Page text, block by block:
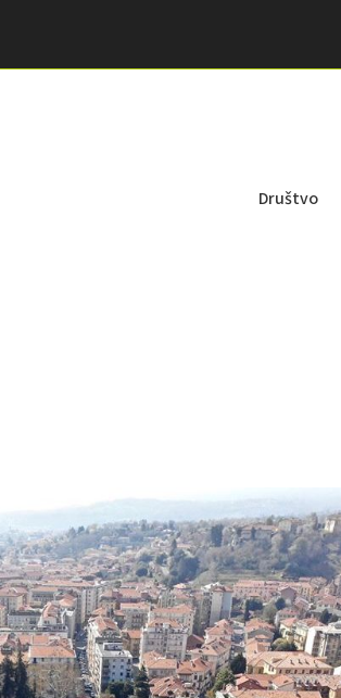
Društvo